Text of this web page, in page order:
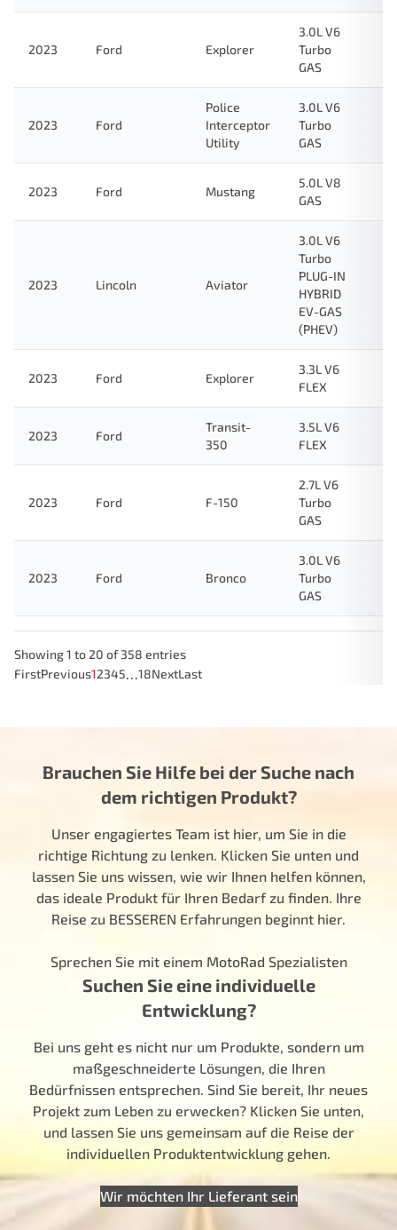
2023 Ford Explorer
3.0L V6
Turbo
GAS
2023 Ford
Police
Interceptor
Utility
3.0L V6
Turbo
GAS
2023 Ford Mustang
5.0L V8
GAS
2023 Lincoln Aviator
3.0L V6
Turbo
PLUG-IN
HYBRID
EV-GAS
(PHEV)
2023 Ford Explorer
3.3L V6
FLEX
2023 Ford
Transit-
350
3.5L V6
FLEX
2023 Ford F-150
2.7L V6
Turbo
GAS
2023 Ford Bronco
3.0L V6
Turbo
GAS
Showing 1 to 20 of 358 entries
FirstPrevious12345…18NextLast
Brauchen Sie Hilfe bei der Suche nach
dem richtigen Produkt?
Unser engagiertes Team ist hier, um Sie in die
richtige Richtung zu lenken. Klicken Sie unten und
lassen Sie uns wissen, wie wir Ihnen helfen können,
das ideale Produkt für Ihren Bedarf zu finden. Ihre
Reise zu BESSEREN Erfahrungen beginnt hier.
Sprechen Sie mit einem MotoRad Spezialisten
Suchen Sie eine individuelle
Entwicklung?
Bei uns geht es nicht nur um Produkte, sondern um
maßgeschneiderte Lösungen, die Ihren
Bedürfnissen entsprechen. Sind Sie bereit, Ihr neues
Projekt zum Leben zu erwecken? Klicken Sie unten,
und lassen Sie uns gemeinsam auf die Reise der
individuellen Produktentwicklung gehen.
Wir möchten Ihr Lieferant sein